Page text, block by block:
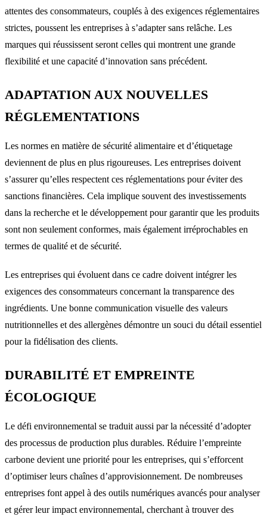
attentes des consommateurs, couplés à des exigences réglementaires
strictes, poussent les entreprises à s’adapter sans relâche. Les
marques qui réussissent seront celles qui montrent une grande
flexibilité et une capacité d’innovation sans précédent.
ADAPTATION AUX NOUVELLES
RÉGLEMENTATIONS
Les normes en matière de sécurité alimentaire et d’étiquetage
deviennent de plus en plus rigoureuses. Les entreprises doivent
s’assurer qu’elles respectent ces réglementations pour éviter des
sanctions financières. Cela implique souvent des investissements
dans la recherche et le développement pour garantir que les produits
sont non seulement conformes, mais également irréprochables en
termes de qualité et de sécurité.
Les entreprises qui évoluent dans ce cadre doivent intégrer les
exigences des consommateurs concernant la transparence des
ingrédients. Une bonne communication visuelle des valeurs
nutritionnelles et des allergènes démontre un souci du détail essentiel
pour la fidélisation des clients.
DURABILITÉ ET EMPREINTE
ÉCOLOGIQUE
Le défi environnemental se traduit aussi par la nécessité d’adopter
des processus de production plus durables. Réduire l’empreinte
carbone devient une priorité pour les entreprises, qui s’efforcent
d’optimiser leurs chaînes d’approvisionnement. De nombreuses
entreprises font appel à des outils numériques avancés pour analyser
et gérer leur impact environnemental, cherchant à trouver des